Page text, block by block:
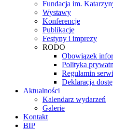
Fundacja im.
Wystawy
Konferencje
Publikacje
Festyny i imprezy
RODO
Obowiązek
Polityka
Regulamin
Deklaracja
Aktualności
Kalendarz wydarzeń
Galerie
Kontakt
BIP